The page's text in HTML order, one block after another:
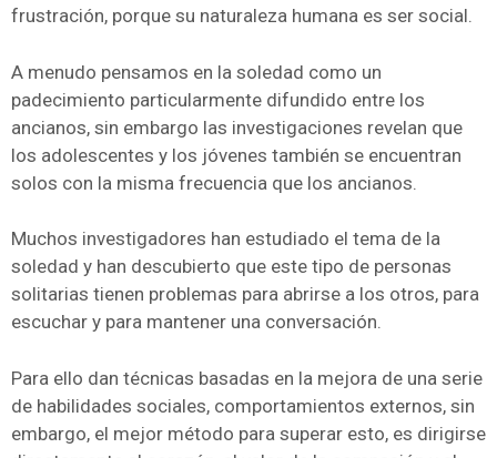
frustración, porque su naturaleza humana es ser social.
A menudo pensamos en la soledad como un
padecimiento particularmente difundido entre los
ancianos, sin embargo las investigaciones revelan que
los adolescentes y los jóvenes también se encuentran
solos con la misma frecuencia que los ancianos.
Muchos investigadores han estudiado el tema de la
soledad y han descubierto que este tipo de personas
solitarias tienen problemas para abrirse a los otros, para
escuchar y para mantener una conversación.
Para ello dan técnicas basadas en la mejora de una serie
de habilidades sociales, comportamientos externos, sin
embargo, el mejor método para superar esto, es dirigirse